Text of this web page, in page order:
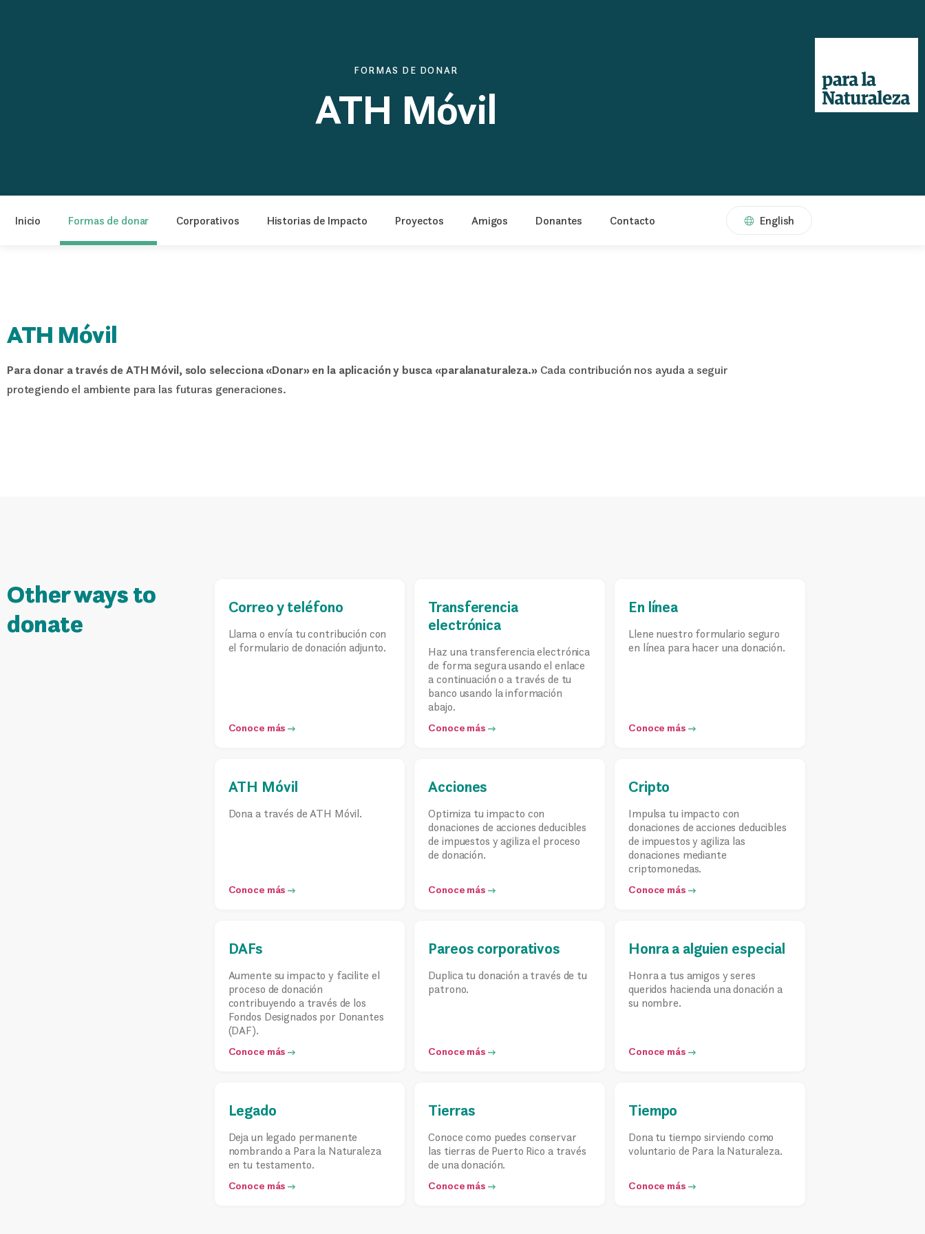
FORMAS DE DONAR
ATH Móvil
Inicio Formas de donar Corporativos Historias de Impacto Proyectos Amigos Donantes Contacto English
ATH Móvil
Para donar a través de ATH Móvil, solo selecciona «Donar» en la aplicación y busca «paralanaturaleza.» Cada contribución nos ayuda a seguir
protegiendo el ambiente para las futuras generaciones.
Other ways to
donate
Correo y teléfono
Llama o envía tu contribución con
el formulario de donación adjunto.
Conoce más
Transferencia
electrónica
Haz una transferencia electrónica
de forma segura usando el enlace
a continuación o a través de tu
banco usando la información
abajo.
Conoce más
En línea
Llene nuestro formulario seguro
en línea para hacer una donación.
Conoce más
ATH Móvil
Dona a través de ATH Móvil.
Conoce más
Acciones
Optimiza tu impacto con
donaciones de acciones deducibles
de impuestos y agiliza el proceso
de donación.
Conoce más
Cripto
Impulsa tu impacto con
donaciones de acciones deducibles
de impuestos y agiliza las
donaciones mediante
criptomonedas.
Conoce más
DAFs
Aumente su impacto y facilite el
proceso de donación
contribuyendo a través de los
Fondos Designados por Donantes
(DAF).
Conoce más
Pareos corporativos
Duplica tu donación a través de tu
patrono.
Conoce más
Honra a alguien especial
Honra a tus amigos y seres
queridos hacienda una donación a
su nombre.
Conoce más
Legado
Deja un legado permanente
nombrando a Para la Naturaleza
en tu testamento.
Conoce más
Tierras
Conoce como puedes conservar
las tierras de Puerto Rico a través
de una donación.
Conoce más
Tiempo
Dona tu tiempo sirviendo como
voluntario de Para la Naturaleza.
Conoce más